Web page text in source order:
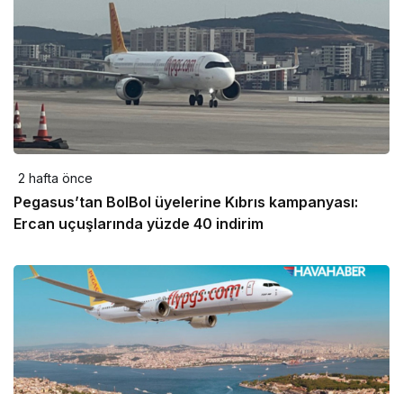
2 hafta önce
Pegasus’tan BolBol üyelerine Kıbrıs kampanyası:
Ercan uçuşlarında yüzde 40 indirim